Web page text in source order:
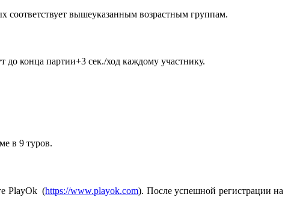
вышеуказанным возрастным группам.
конца партии+3 сек./ход каждому участнику.
в 9 туров.
PlayOk (https://www.playok.com). После успешной регистрации на